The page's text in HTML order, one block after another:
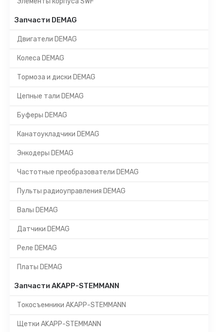
Запчасти DEMAG
Двигатели DEMAG
Колеса DEMAG
Тормоза и диски DEMAG
Цепные тали DEMAG
Буферы DEMAG
Канатоукладчики DEMAG
Энкодеры DEMAG
Частотные преобразователи DEMAG
Пульты радиоуправления DEMAG
Валы DEMAG
Датчики DEMAG
Реле DEMAG
Платы DEMAG
Запчасти AKAPP-STEMMANN
Токосъемники AKAPP-STEMMANN
Щетки AKAPP-STEMMANN